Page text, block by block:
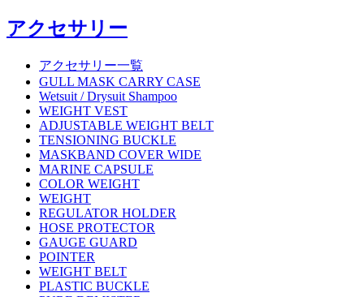
アクセサリー
アクセサリー一覧
GULL MASK CARRY CASE
Wetsuit / Drysuit Shampoo
WEIGHT VEST
ADJUSTABLE WEIGHT BELT
TENSIONING BUCKLE
MASKBAND COVER WIDE
MARINE CAPSULE
COLOR WEIGHT
WEIGHT
REGULATOR HOLDER
HOSE PROTECTOR
GAUGE GUARD
POINTER
WEIGHT BELT
PLASTIC BUCKLE